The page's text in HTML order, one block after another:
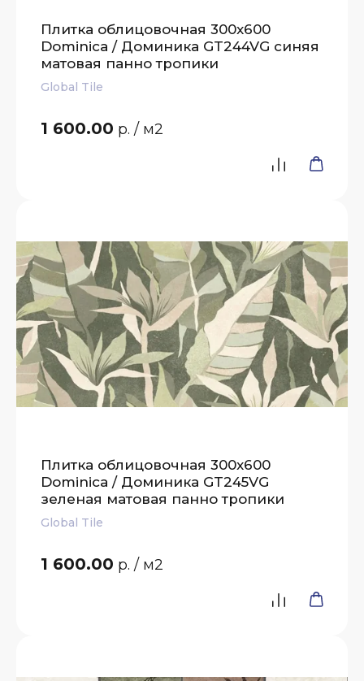
Плитка облицовочная 300x600
Dominica / Доминика GT244VG синяя
матовая панно тропики
Global Tile
1 600.00 р. / м2
Плитка облицовочная 300x600
Dominica / Доминика GT245VG
зеленая матовая панно тропики
Global Tile
1 600.00 р. / м2